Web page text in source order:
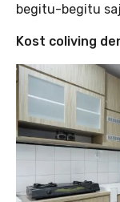
begitu-begitu
Kost coliving